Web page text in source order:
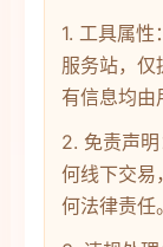
1. 工具属
服务站，仅
有信息均由
2. 免责声
何线下交易
何法律责任。